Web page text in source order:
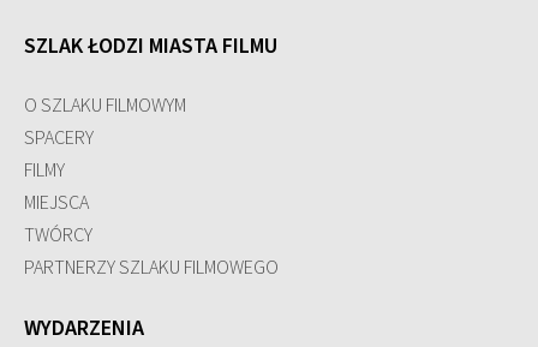
SZLAK ŁODZI MIASTA FILMU
O SZLAKU FILMOWYM
SPACERY
FILMY
MIEJSCA
TWÓRCY
PARTNERZY SZLAKU FILMOWEGO
WYDARZENIA